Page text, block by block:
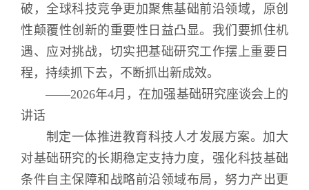
破，全球科技竞争更加聚焦基础前沿领域，原创
性颠覆性创新的重要性日益凸显。我们要抓住机
遇、应对挑战，切实把基础研究工作摆上重要日
程，持续抓下去，不断抓出新成效。
——2026年4月，在加强基础研究座谈会上的
讲话
制定一体推进教育科技人才发展方案。加大
对基础研究的长期稳定支持力度，强化科技基础
条件自主保障和战略前沿领域布局，努力产出更